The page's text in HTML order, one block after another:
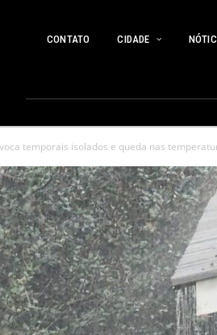
CONTATO CIDADE
temporais isolados e queda nas